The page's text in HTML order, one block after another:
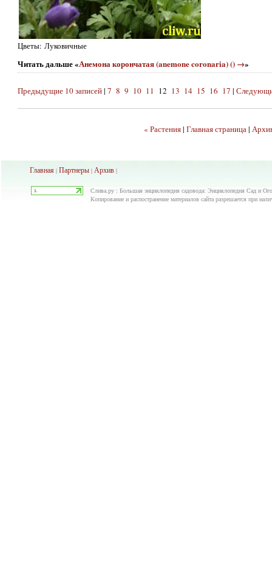
Цветы: Луковичные
Читать дальше «Анемона корончатая (anemone coronaria) () →»
Предыдущие 10 записей| 7 8 9 10 11 12 13 14 15 16 17 |
« Растения| Главная страница|
Главная| Партнеры| Архив|
Слива.ру : Большая энциклопедия садовода: Энциклопедия Сад и
Копирование и распостранение материалов сайта разрешается при